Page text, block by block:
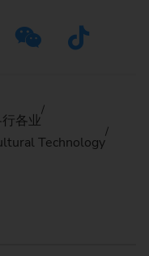
各业
Technology